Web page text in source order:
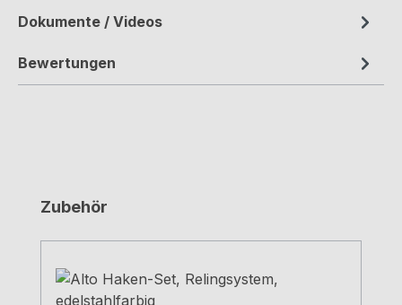
Dokumente / Videos
Bewertungen
Produktgalerie überspringen
Zubehör